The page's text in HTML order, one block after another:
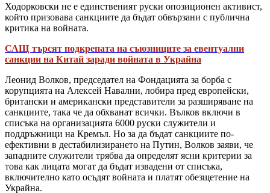
Ходорковски не е единственият руски опозиционен активист,
който призовава санкциите да бъдат обвързани с публична
критика на войната.
САЩ търсят подкрепата на съюзниците за евентуални
санкции на Китай заради войната в Украйна
Леонид Волков, председател на Фондацията за борба с
корупцията на Алексей Навални, лобира пред европейски,
британски и американски представители за разширяване на
санкциите, така че да обхванат всички. Вълков включи в
списъка на организацията 6000 руски служители и
поддръжници на Кремъл. Но за да бъдат санкциите по-
ефективни в дестабилизирането на Путин, Волков заяви, че
западните служители трябва да определят ясни критерии за
това как лицата могат да бъдат извадени от списъка,
включително като осъдят войната и платят обезщетение на
Украйна.